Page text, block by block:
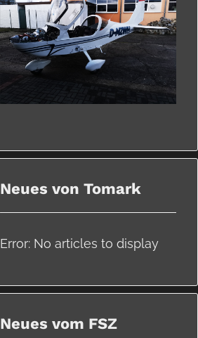
Neues von Tomark
Error: No articles to display
Neues vom FSZ